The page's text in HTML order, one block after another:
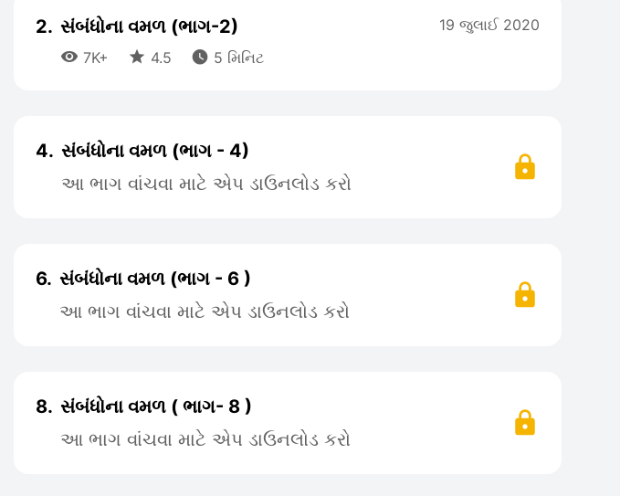
2. સંબંધોના વમળ (ભાગ-2)
 7K+  4.5  5 મિનિટ
19 જુલાઈ 2020
4. સંબંધોના વમળ (ભાગ - 4)
આ ભાગ વાંચવા માટે એપ ડાઉનલોડ કરો
6. સંબંધોના વમળ (ભાગ - 6 )
આ ભાગ વાંચવા માટે એપ ડાઉનલોડ કરો
8. સંબંધોના વમળ ( ભાગ- 8 )
આ ભાગ વાંચવા માટે એપ ડાઉનલોડ કરો